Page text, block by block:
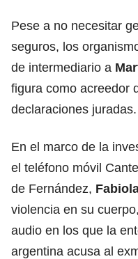
Pese a no necesitar
seguros, los
de intermediario a
figura como acreedor
declaraciones juradas.
En el marco de la
el teléfono móvil
de Fernández,
violencia en su
audio en los que la
argentina acusa al